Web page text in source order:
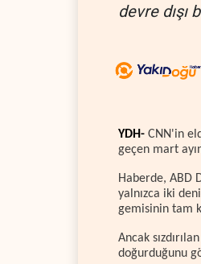
devre dışı
YDH- CNN'in
geçen mart
Haberde, ABD
yalnızca iki
gemisinin tam
Ancak
doğurduğunu